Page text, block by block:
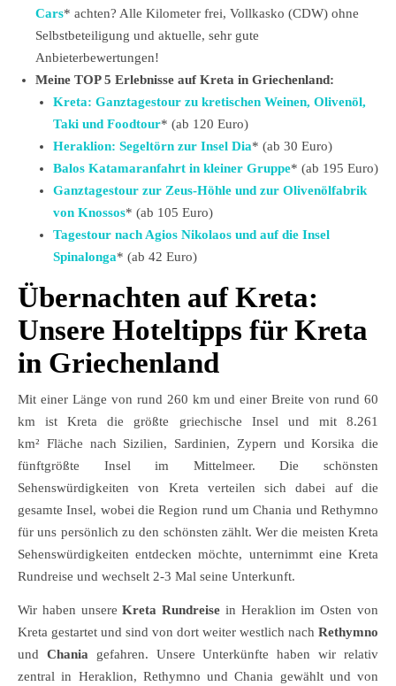
Cars* achten? Alle Kilometer frei, Vollkasko (CDW) ohne
Selbstbeteiligung und aktuelle, sehr gute
Anbieterbewertungen!
Meine TOP 5 Erlebnisse auf Kreta in Griechenland:
Kreta: Ganztagestour zu kretischen Weinen, Olivenöl,
Taki und Foodtour* (ab 120 Euro)
Heraklion: Segeltörn zur Insel Dia* (ab 30 Euro)
Balos Katamaranfahrt in kleiner Gruppe* (ab 195 Euro)
Ganztagestour zur Zeus-Höhle und zur Olivenölfabrik
von Knossos* (ab 105 Euro)
Tagestour nach Agios Nikolaos und auf die Insel
Spinalonga* (ab 42 Euro)
Übernachten auf Kreta:
Unsere Hoteltipps für Kreta
in Griechenland
Mit einer Länge von rund 260 km und einer Breite von rund 60
km ist Kreta die größte griechische Insel und mit 8.261
km² Fläche nach Sizilien, Sardinien, Zypern und Korsika die
fünftgrößte Insel im Mittelmeer. Die schönsten
Sehenswürdigkeiten von Kreta verteilen sich dabei auf die
gesamte Insel, wobei die Region rund um Chania und Rethymno
für uns persönlich zu den schönsten zählt. Wer die meisten Kreta
Sehenswürdigkeiten entdecken möchte, unternimmt eine Kreta
Rundreise und wechselt 2-3 Mal seine Unterkunft.
Wir haben unsereKreta Rundreise in Heraklion im Osten von
Kreta gestartet und sind von dort weiter westlich nach Rethymno
und Chaniagefahren. Unsere Unterkünfte haben wir relativ
zentral in Heraklion, Rethymno und Chania gewählt und von